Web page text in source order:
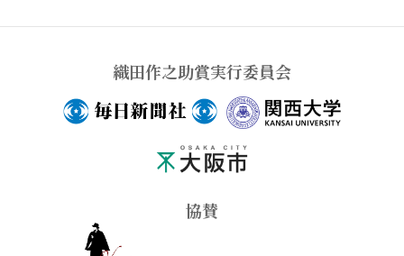
織田作之助賞実行委員会
協賛